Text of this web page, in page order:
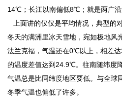
14℃；长江以南偏低8℃；就是两广沿
上面讲的仅仅是平均情况，典型的
冬天的满洲里冰天雪地，宛如极地风
法兰克福，气温还在0℃以上，相差
的温度差值达到24.9℃。往南随纬度
气温总是比同纬度地区要低。与全球
冬季气温也偏低了许多。